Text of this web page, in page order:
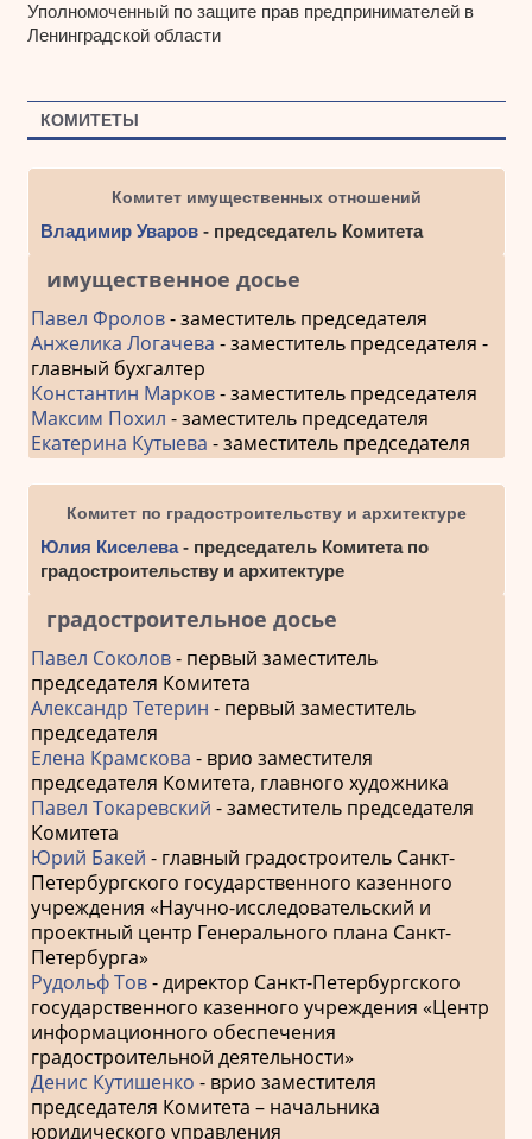
Уполномоченный по защите прав предпринимателей в
Ленинградской области
КОМИТЕТЫ
Комитет имущественных отношений
Владимир Уваров- председатель Комитета
имущественное досье
Павел Фролов- заместитель председателя
Анжелика Логачева - заместитель председателя -
главный бухгалтер
Константин Марков- заместитель председателя
Максим Похил - заместитель председателя
Екатерина Кутыева - заместитель председателя
Комитет по градостроительству и архитектуре
Юлия Киселева- председатель Комитета по
градостроительству и архитектуре
градостроительное досье
Павел Соколов- первый заместитель
председателя Комитета
Александр Тетерин - первый заместитель
председателя
Елена Крамскова - врио заместителя
председателя Комитета, главного художника
Павел Токаревский - заместитель председателя
Комитета
Юрий Бакей - главный градостроитель Санкт-
Петербургского государственного казенного
учреждения «Научно-исследовательский и
проектный центр Генерального плана Санкт-
Петербурга»
Рудольф Тов- директор Санкт-Петербургского
государственного казенного учреждения «Центр
информационного обеспечения
градостроительной деятельности»
Денис Кутишенко - врио заместителя
председателя Комитета – начальника
юридического управления